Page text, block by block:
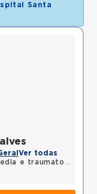
Santa
Ver todas
e traumatologia